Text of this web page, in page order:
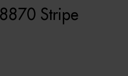
Stripe